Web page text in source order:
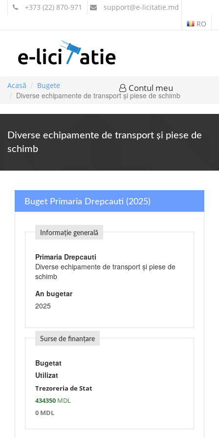
+373 (22) 870-971 support@e-licitatie.md
RO
Contul meu
Acasă Bugete
Diverse echipamente de transport şi piese de schimb
Diverse echipamente de transport şi piese de
schimb
Buget Primaria Drepcauti (2025)
Informație generală
Primaria Drepcauti
Diverse echipamente de transport şi piese de
schimb
An bugetar
2025
Surse de finanțare
Bugetat
Utilizat
Trezoreria de Stat
434350 MDL
0 MDL